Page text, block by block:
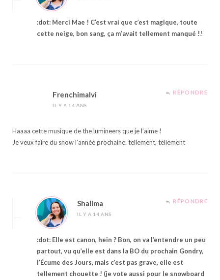
:dot: Merci Mae ! C’est vrai que c’est magique, toute
cette neige, bon sang, ça m’avait tellement manqué !!
Frenchimalvi
IL Y A 14 ANS
RÉPONDRE
Haaaa cette musique de the lumineers que je l’aime !
Je veux faire du snow l’année prochaine. tellement, tellement
Shalima
IL Y A 14 ANS
RÉPONDRE
:dot: Elle est canon, hein ? Bon, on va l’entendre un peu
partout, vu qu’elle est dans la BO du prochain Gondry,
l’Écume des Jours, mais c’est pas grave, elle est
tellement chouette ! (je vote aussi pour le snowboard